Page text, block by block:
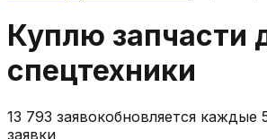
Куплю запчасти
спецтехники
13 793 заявокобновляется каждые
заявки